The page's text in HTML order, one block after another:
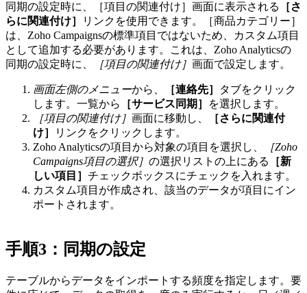
同期の設定時に、［項目の関連付け］画面に表示される
［さ
らに関連付け］
リンクを使用できます。［商品カテゴリー］
は、Zoho Campaignsの標準項目ではないため、カスタム項目
として追加する必要があります。これは、Zoho Analyticsの
同期の設定時に、
［項目の関連付け］ 画面で設定します。
画面左側のメニューから、 ［連絡先］
タブをクリック
します。一覧から
［サービス同期］
を選択します。
［項目の関連付け］ 画面に移動し、
［さらに関連付
け］
リンクをクリックします。
Zoho Analyticsの項目から対象の項目を選択し、
［Zoho
Campaigns項目の選択］ の選択リストの上にある
［新
しい項目］ チェックボックスにチェックを入れます。
カスタム項目が作成され、該当のデータが項目にイン
ポートされます。
手順3：同期の設定
テーブルからデータをインポートする頻度を指定します。要